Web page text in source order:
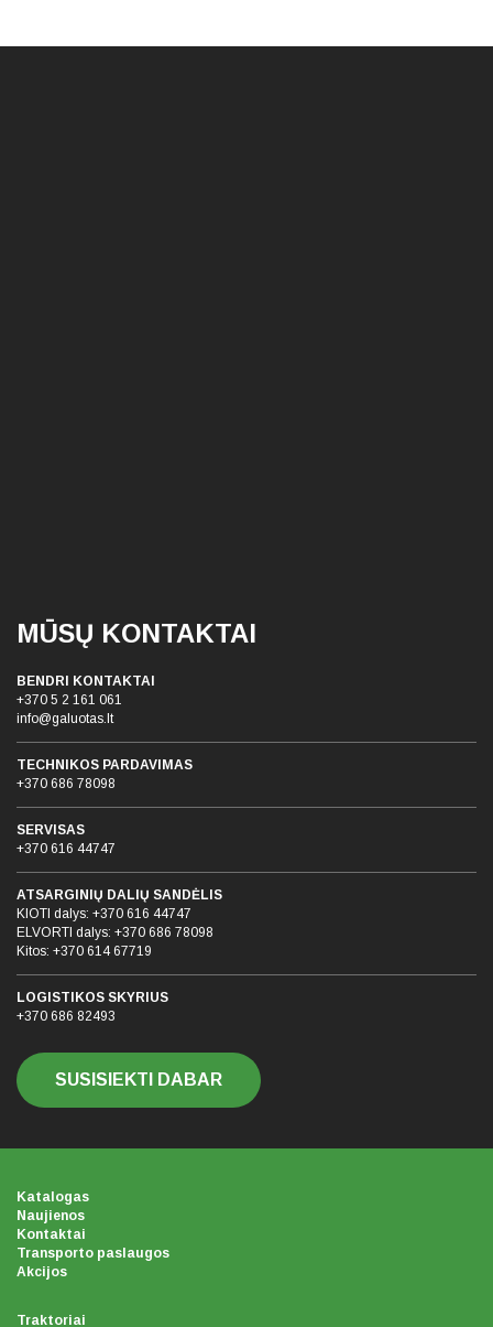
MŪSŲ KONTAKTAI
BENDRI KONTAKTAI
+370 5 2 161 061
info@galuotas.lt
TECHNIKOS PARDAVIMAS
+370 686 78098
SERVISAS
+370 616 44747
ATSARGINIŲ DALIŲ SANDĖLIS
KIOTI dalys: +370 616 44747
ELVORTI dalys: +370 686 78098
Kitos: +370 614 67719
LOGISTIKOS SKYRIUS
+370 686 82493
SUSISIEKTI DABAR
Katalogas
Naujienos
Kontaktai
Transporto paslaugos
Akcijos
Traktoriai